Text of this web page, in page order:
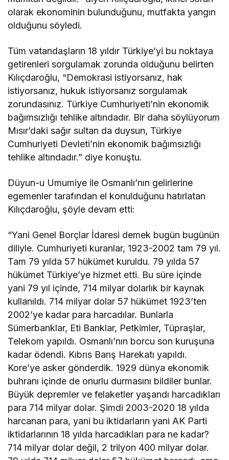
olarak ekonominin bulunduğunu, mutfakta yangın
olduğunu söyledi.
Tüm vatandaşların 18 yıldır Türkiye’yi bu noktaya
getirenleri sorgulamak zorunda olduğunu belirten
Kılıçdaroğlu, “Demokrasi istiyorsanız, hak
istiyorsanız, hukuk istiyorsanız sorgulamak
zorundasınız. Türkiye Cumhuriyeti’nin ekonomik
bağımsızlığı tehlike altındadır. Bir daha söylüyorum
Mısır’daki sağır sultan da duysun, Türkiye
Cumhuriyeti Devleti’nin ekonomik bağımsızlığı
tehlike altındadır.” diye konuştu.
Düyun-u Umumiye ile Osmanlı’nın gelirlerine
egemenler tarafından el konulduğunu hatırlatan
Kılıçdaroğlu, şöyle devam etti:
“Yani Genel Borçlar İdaresi demek bugün bugünün
diliyle. Cumhuriyeti kuranlar, 1923-2002 tam 79 yıl.
Tam 79 yılda 57 hükümet kuruldu. 79 yılda 57
hükümet Türkiye’ye hizmet etti. Bu süre içinde
yani 79 yıl içinde, 714 milyar dolarlık bir kaynak
kullanıldı. 714 milyar dolar 57 hükümet 1923’ten
2002’ye kadar para harcadılar. Bunlarla
Sümerbanklar, Eti Banklar, Petkimler, Tüpraşlar,
Telekom yapıldı. Osmanlı’nın borcu son kuruşuna
kadar ödendi. Kıbrıs Barış Harekatı yapıldı.
Kore’ye asker gönderdik. 1929 dünya ekonomik
buhranı içinde de onurlu durmasını bildiler bunlar.
Büyük depremler ve felaketler yaşandı harcadıkları
para 714 milyar dolar. Şimdi 2003-2020 18 yılda
harcanan para, yani bu iktidarların yani AK Parti
iktidarlarının 18 yılda harcadıkları para ne kadar?
714 milyar dolar değil, 2 trilyon 400 milyar dolar.